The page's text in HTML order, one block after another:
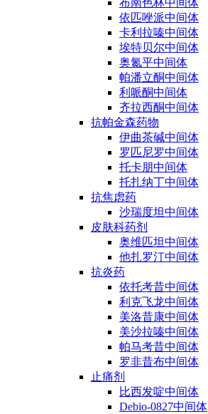
布南色林中间体
依匹唑派中间体
卡利拉嗪中间体
埃特贝尔中间体
奥氮平中间体
帕潘立酮中间体
利哌酮中间体
齐拉西酮中间体
抗帕金森药物
伊曲茶碱中间体
罗匹尼罗中间体
托卡朋中间体
托扎纳丁中间体
抗焦虑药
沙瑞度坦中间体
皮肤科药剂
奥维匹坦中间体
他扎罗汀中间体
抗炎药
依托考昔中间体
利克飞龙中间体
美洛昔康中间体
美沙拉嗪中间体
帕马考昔中间体
罗非昔布中间体
止痛剂
比西发啶中间体
Debio-0827中间体